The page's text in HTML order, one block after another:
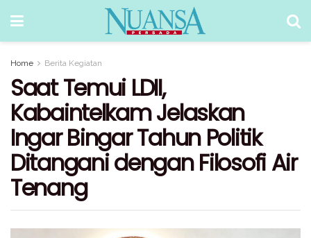
Home Berita Kegiatan
Saat Temui LDII,
Kabaintelkam Jelaskan
Ingar Bingar Tahun Politik
Ditangani dengan Filosofi Air
Tenang